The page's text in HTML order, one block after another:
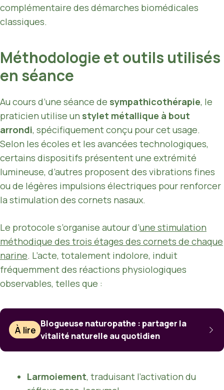
complémentaire des démarches biomédicales
classiques.
Méthodologie et outils utilisés
en séance
Au cours d’une séance de sympathicothérapie, le
praticien utilise un stylet métallique à bout
arrondi, spécifiquement conçu pour cet usage.
Selon les écoles et les avancées technologiques,
certains dispositifs présentent une extrémité
lumineuse, d’autres proposent des vibrations fines
ou de légères impulsions électriques pour renforcer
la stimulation des cornets nasaux.
Le protocole s’organise autour d’une stimulation
méthodique des trois étages des cornets de chaque
narine. L’acte, totalement indolore, induit
fréquemment des réactions physiologiques
observables, telles que :
À lire
Blogueuse naturopathe : partager la
vitalité naturelle au quotidien
Larmoiement, traduisant l’activation du